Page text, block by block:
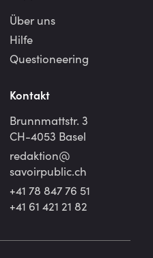
Über uns
Hilfe
Questioneering
Kontakt
Brunnmattstr. 3
CH-4053 Basel
redaktion@
savoirpublic.ch
+41 78 847 76 51
+41 61 421 21 82